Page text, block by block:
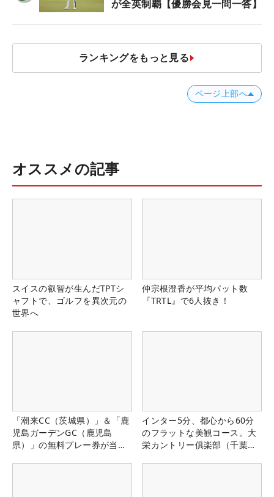
が全英制覇【優勝会見一問一答】
ランキングをもっと見る
ページ上部へ
オススメの記事
スイスの叡智が生んだTPTシ
ャフトで、ゴルフを異次元の
世界へ
仲宗根澄香が平均パット数
『TRTL』で6人抜き！
「潮来CC（茨城県）」＆「鹿
児島ガーデンGC（鹿児島
県）」の無料プレー券が当た
インター5分、都心から60分
のフラットな美観コース。大
栄カントリー俱楽部（千葉